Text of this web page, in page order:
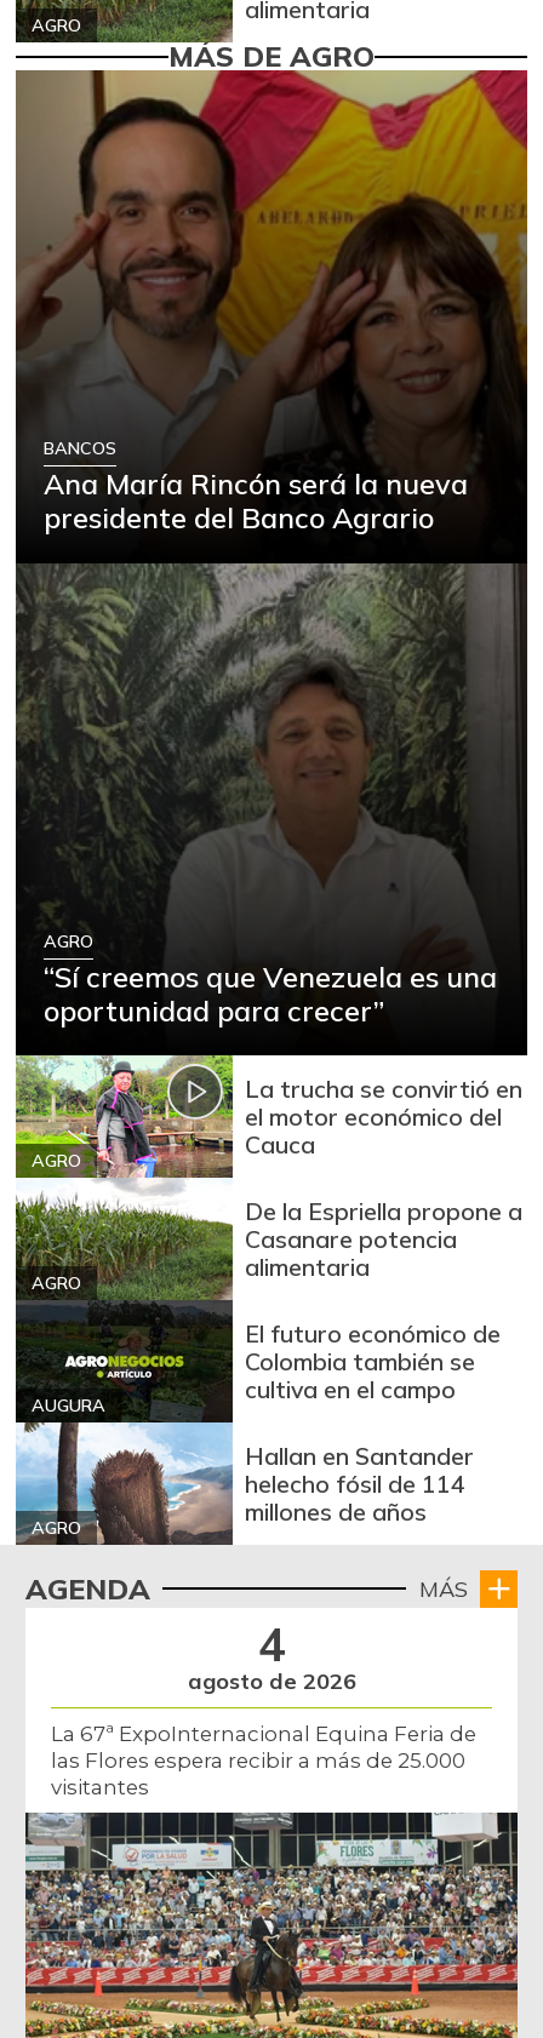
AGRO
alimentaria
MÁS DE AGRO
BANCOS
Ana María Rincón será la nueva
presidente del Banco Agrario
AGRO
“Sí creemos que Venezuela es una
oportunidad para crecer”
AGRO
La trucha se convirtió en
el motor económico del
Cauca
AGRO
De la Espriella propone a
Casanare potencia
alimentaria
AUGURA
El futuro económico de
Colombia también se
cultiva en el campo
AGRO
Hallan en Santander
helecho fósil de 114
millones de años
AGENDA MÁS
4
agosto de 2026
La 67ª ExpoInternacional Equina Feria de
las Flores espera recibir a más de 25.000
visitantes